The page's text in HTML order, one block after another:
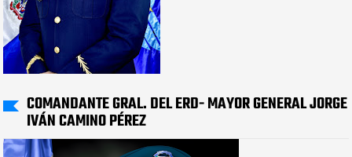
COMANDANTE GRAL. DEL ERD- MAYOR GENERAL JORGE
IVÁN CAMINO PÉREZ